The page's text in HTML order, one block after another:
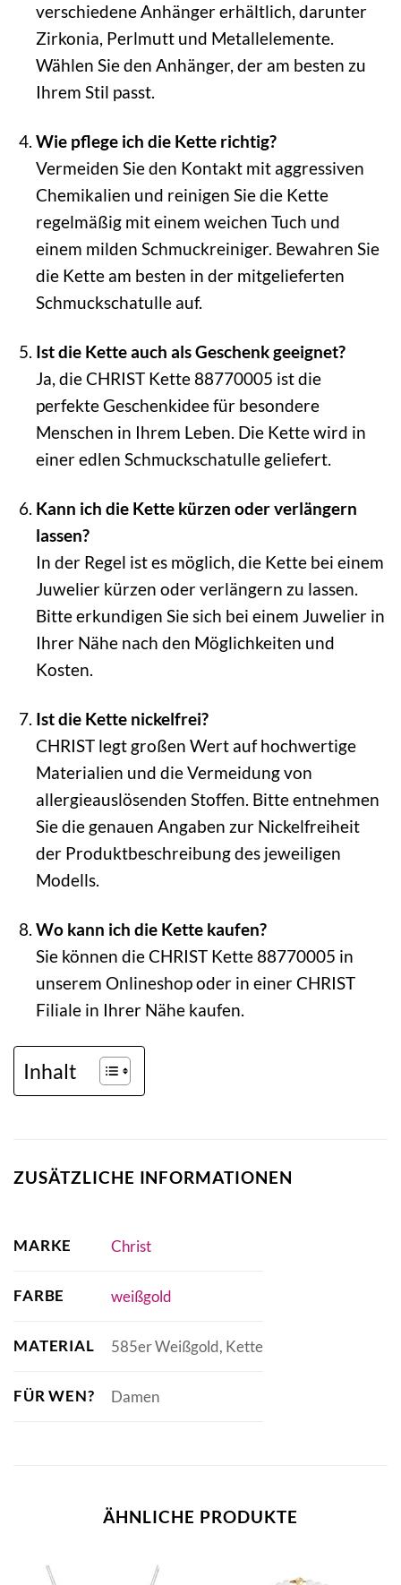
verschiedene Anhänger erhältlich, darunter
Zirkonia, Perlmutt und Metallelemente.
Wählen Sie den Anhänger, der am besten zu
Ihrem Stil passt.
Wie pflege ich die Kette richtig?
Vermeiden Sie den Kontakt mit aggressiven
Chemikalien und reinigen Sie die Kette
regelmäßig mit einem weichen Tuch und
einem milden Schmuckreiniger. Bewahren Sie
die Kette am besten in der mitgelieferten
Schmuckschatulle auf.
Ist die Kette auch als Geschenk geeignet?
Ja, die CHRIST Kette 88770005 ist die
perfekte Geschenkidee für besondere
Menschen in Ihrem Leben. Die Kette wird in
einer edlen Schmuckschatulle geliefert.
Kann ich die Kette kürzen oder verlängern
lassen?
In der Regel ist es möglich, die Kette bei einem
Juwelier kürzen oder verlängern zu lassen.
Bitte erkundigen Sie sich bei einem Juwelier in
Ihrer Nähe nach den Möglichkeiten und
Kosten.
Ist die Kette nickelfrei?
CHRIST legt großen Wert auf hochwertige
Materialien und die Vermeidung von
allergieauslösenden Stoffen. Bitte entnehmen
Sie die genauen Angaben zur Nickelfreiheit
der Produktbeschreibung des jeweiligen
Modells.
Wo kann ich die Kette kaufen?
Sie können die CHRIST Kette 88770005 in
unserem Onlineshop oder in einer CHRIST
Filiale in Ihrer Nähe kaufen.
Inhalt
ZUSÄTZLICHE INFORMATIONEN
MARKE Christ
FARBE weißgold
MATERIAL 585er Weißgold, Kette
FÜR WEN? Damen
ÄHNLICHE PRODUKTE